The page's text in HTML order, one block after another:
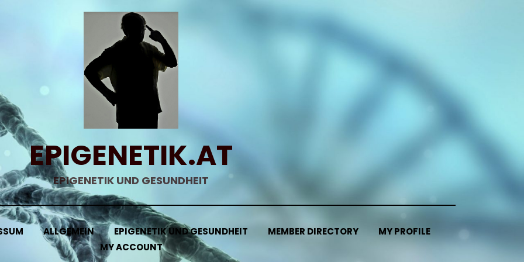
EPIGENETIK.AT
EPIGENETIK UND GESUNDHEIT
ALLGEMEIN EPIGENETIK UND GESUNDHEIT MEMBER DIRECTORY
MY PROFILE
MY ACCOUNT